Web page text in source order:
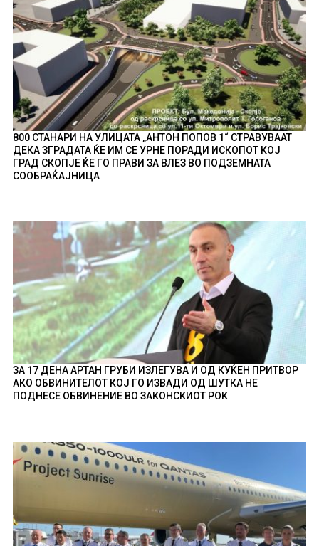
800 СТАНАРИ НА УЛИЦАТА „АНТОН ПОПОВ 1“ СТРАВУВААТ
ДЕКА ЗГРАДАТА ЌЕ ИМ СЕ УРНЕ ПОРАДИ ИСКОПОТ КОЈ
ГРАД СКОПЈЕ ЌЕ ГО ПРАВИ ЗА ВЛЕЗ ВО ПОДЗЕМНАТА
СООБРАЌАЈНИЦА
ЗА 17 ДЕНА АРТАН ГРУБИ ИЗЛЕГУВА И ОД КУЌЕН ПРИТВОР
АКО ОБВИНИТЕЛОТ КОЈ ГО ИЗВАДИ ОД ШУТКА НЕ
ПОДНЕСЕ ОБВИНЕНИЕ ВО ЗАКОНСКИОТ РОК